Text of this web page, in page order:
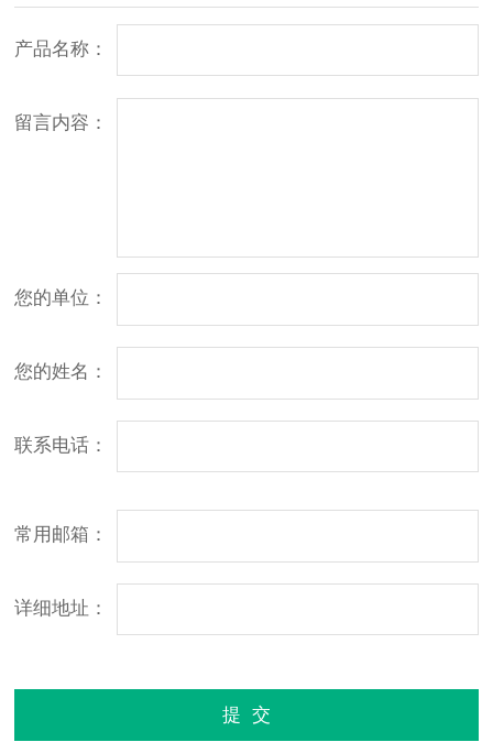
产品名称：
留言内容：
您的单位：
您的姓名：
联系电话：
常用邮箱：
详细地址：